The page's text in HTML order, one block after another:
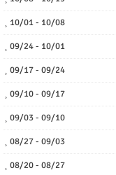
10/01 - 10/08
09/24 - 10/01
09/17 - 09/24
09/10 - 09/17
09/03 - 09/10
08/27 - 09/03
08/20 - 08/27